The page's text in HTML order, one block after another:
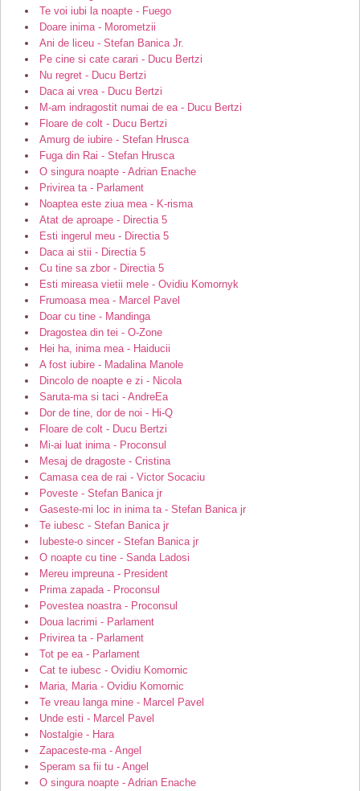
Te voi iubi la noapte - Fuego
Doare inima - Morometzii
Ani de liceu - Stefan Banica Jr.
Pe cine si cate carari - Ducu Bertzi
Nu regret - Ducu Bertzi
Daca ai vrea - Ducu Bertzi
M-am indragostit numai de ea - Ducu Bertzi
Floare de colt - Ducu Bertzi
Amurg de iubire - Stefan Hrusca
Fuga din Rai - Stefan Hrusca
O singura noapte - Adrian Enache
Privirea ta - Parlament
Noaptea este ziua mea - K-risma
Atat de aproape - Directia 5
Esti ingerul meu - Directia 5
Daca ai stii - Directia 5
Cu tine sa zbor - Directia 5
Esti mireasa vietii mele - Ovidiu Komornyk
Frumoasa mea - Marcel Pavel
Doar cu tine - Mandinga
Dragostea din tei - O-Zone
Hei ha, inima mea - Haiducii
A fost iubire - Madalina Manole
Dincolo de noapte e zi - Nicola
Saruta-ma si taci - AndreEa
Dor de tine, dor de noi - Hi-Q
Floare de colt - Ducu Bertzi
Mi-ai luat inima - Proconsul
Mesaj de dragoste - Cristina
Camasa cea de rai - Victor Socaciu
Poveste - Stefan Banica jr
Gaseste-mi loc in inima ta - Stefan Banica jr
Te iubesc - Stefan Banica jr
Iubeste-o sincer - Stefan Banica jr
O noapte cu tine - Sanda Ladosi
Mereu impreuna - President
Prima zapada - Proconsul
Povestea noastra - Proconsul
Doua lacrimi - Parlament
Privirea ta - Parlament
Tot pe ea - Parlament
Cat te iubesc - Ovidiu Komornic
Maria, Maria - Ovidiu Komornic
Te vreau langa mine - Marcel Pavel
Unde esti - Marcel Pavel
Nostalgie - Hara
Zapaceste-ma - Angel
Speram sa fii tu - Angel
O singura noapte - Adrian Enache